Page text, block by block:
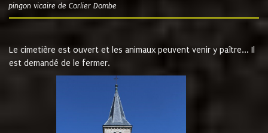
pingon vicaire de Corlier Dombe
Le cimetière est ouvert et les animaux peuvent venir y paître... Il
est demandé de le fermer.